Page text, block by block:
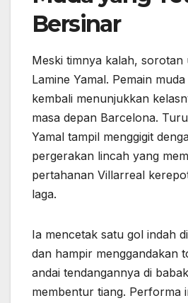
Bersinar
Meski timnya kalah, sorotan
Lamine Yamal. Pemain
kembali menunjukkan
masa depan Barcelona.
Yamal tampil menggigit
pergerakan lincah yang
pertahanan Villarreal
laga.
Ia mencetak satu gol indah
dan hampir menggandakan
andai tendangannya di
membentur tiang. Performa